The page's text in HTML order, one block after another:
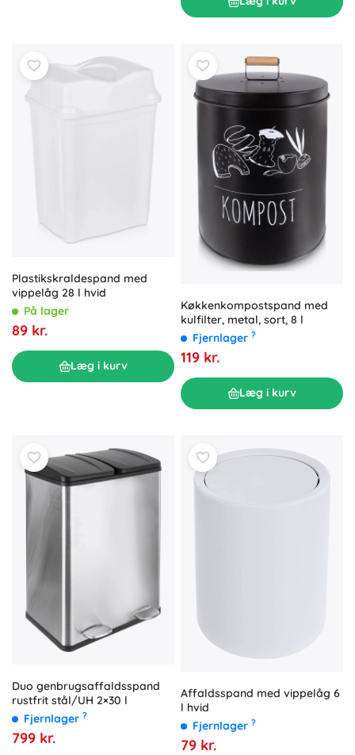
Plastikskraldespand med
vippe­låg 28 l hvid
På lager
89 kr.
Læg i kurv
Køkkenkompostspand med
kulfilter, metal, sort, 8 l
Fjernlager ?
119 kr.
Læg i kurv
Duo genbrugsaffaldsspand
rustfrit stål/UH 2×30 l
Fjernlager ?
799 kr.
Affaldsspand med vippelåg 6
l hvid
Fjernlager ?
79 kr.